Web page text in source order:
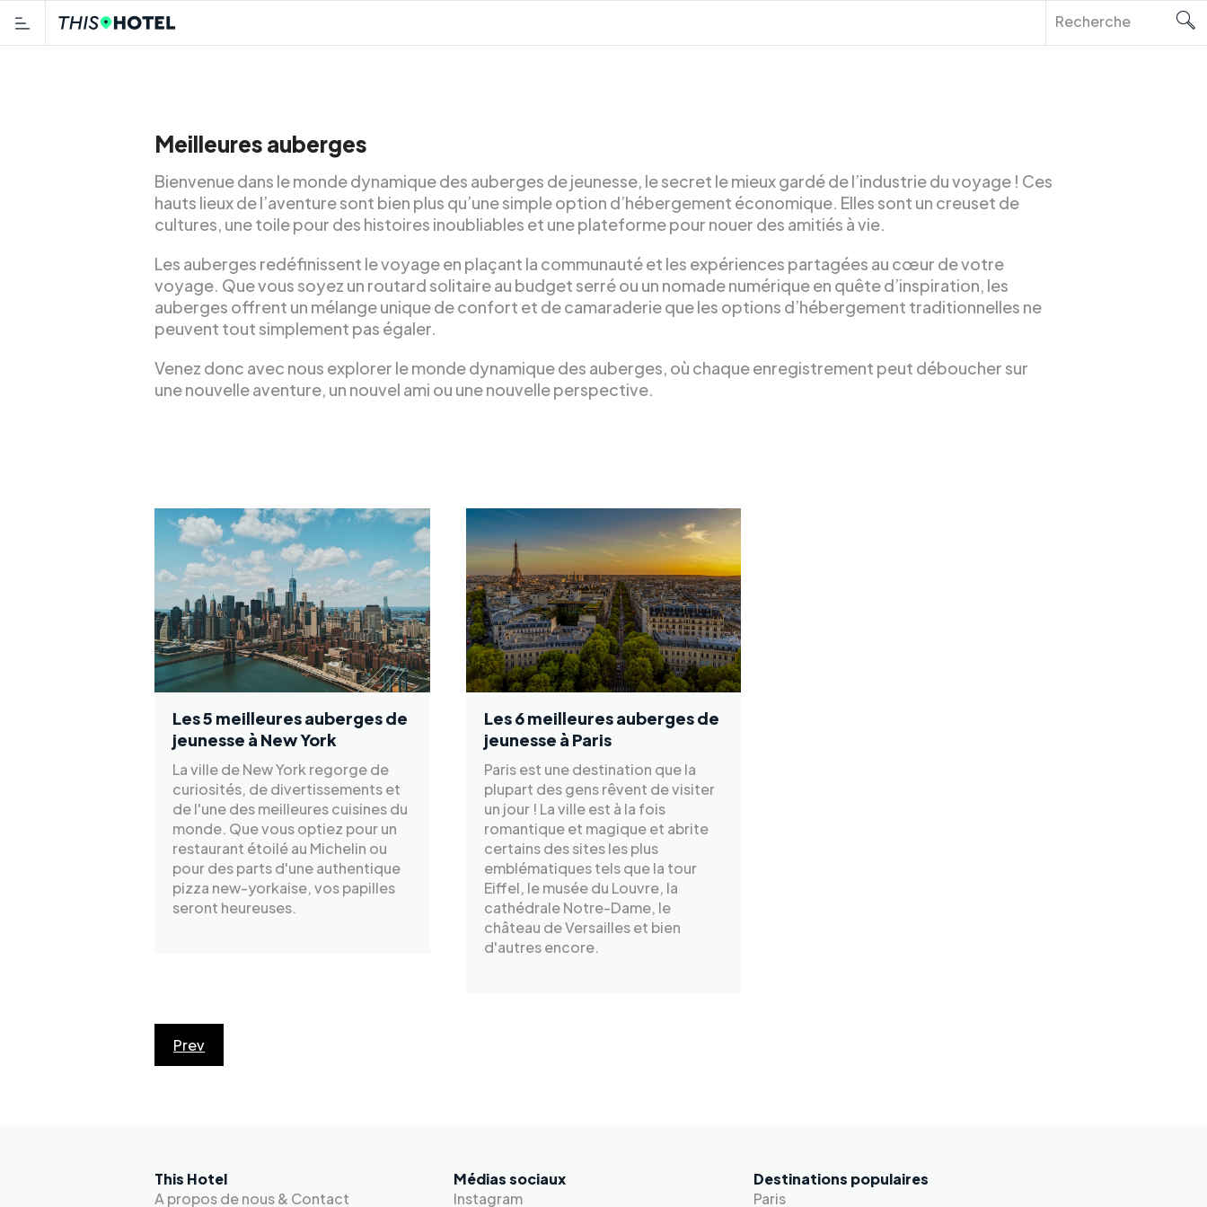
Meilleures auberges
Bienvenue dans le monde dynamique des auberges de jeunesse, le secret le mieux gardé de l’industrie du voyage ! Ces
hauts lieux de l’aventure sont bien plus qu’une simple option d’hébergement économique. Elles sont un creuset de
cultures, une toile pour des histoires inoubliables et une plateforme pour nouer des amitiés à vie.
Les auberges redéfinissent le voyage en plaçant la communauté et les expériences partagées au cœur de votre
voyage. Que vous soyez un routard solitaire au budget serré ou un nomade numérique en quête d’inspiration, les
auberges offrent un mélange unique de confort et de camaraderie que les options d’hébergement traditionnelles ne
peuvent tout simplement pas égaler.
Venez donc avec nous explorer le monde dynamique des auberges, où chaque enregistrement peut déboucher sur
une nouvelle aventure, un nouvel ami ou une nouvelle perspective.
Les 5 meilleures auberges de
jeunesse à New York
La ville de New York regorge de
curiosités, de divertissements et
de l'une des meilleures cuisines du
monde. Que vous optiez pour un
restaurant étoilé au Michelin ou
pour des parts d'une authentique
pizza new-yorkaise, vos papilles
seront heureuses.
Les 6 meilleures auberges de
jeunesse à Paris
Paris est une destination que la
plupart des gens rêvent de visiter
un jour ! La ville est à la fois
romantique et magique et abrite
certains des sites les plus
emblématiques tels que la tour
Eiffel, le musée du Louvre, la
cathédrale Notre-Dame, le
château de Versailles et bien
d'autres encore.
Prev
This Hotel
A propos de nous & Contact
Médias sociaux
Instagram
Destinations populaires
Paris